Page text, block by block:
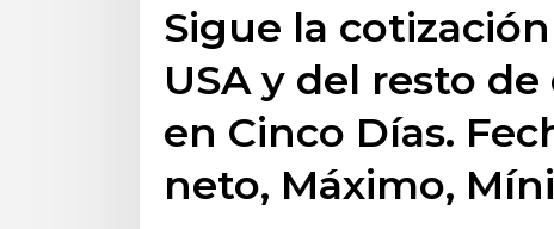
Sigue la
USA y del resto
en Cinco Días.
neto, Máximo,